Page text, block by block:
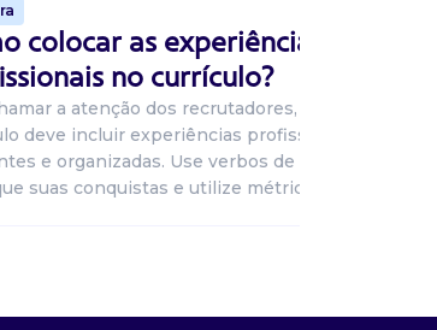
colocar as experiências
no currículo?
a atenção dos recrutadores, seu
deve incluir experiências profissionais
e organizadas. Use verbos de ação,
suas conquistas e utilize métricas...